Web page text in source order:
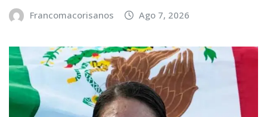
Francomacorisanos Ago 7, 2026